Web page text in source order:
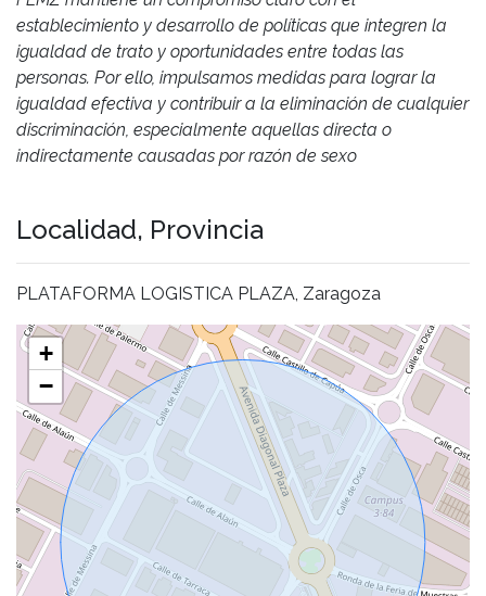
establecimiento y desarrollo de políticas que integren la
igualdad de trato y oportunidades entre todas las
personas. Por ello, impulsamos medidas para lograr la
igualdad efectiva y contribuir a la eliminación de cualquier
discriminación, especialmente aquellas directa o
indirectamente causadas por razón de sexo
Localidad, Provincia
PLATAFORMA LOGISTICA PLAZA, Zaragoza
+
−